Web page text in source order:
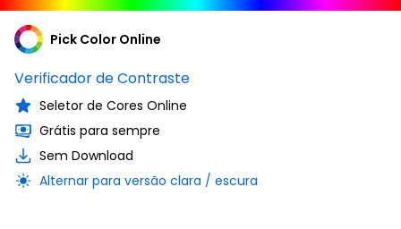
Pick Color Online
Verificador de Contraste
Seletor de Cores Online
Grátis para sempre
Sem Download
Alternar para versão clara / escura